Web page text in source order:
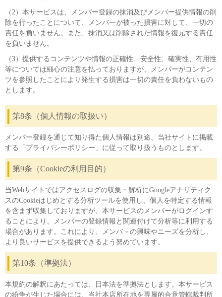
（2）本サービスは、メンバー登録の抹消及びメンバー提供情報の削
除を行ったことについて、メンバーが被った損害に対して、一切の
責任を負いません。また、抹消又は削除された情報を復元する責任
を負いません。
（3）提供するコンテンツや情報の正確性、安全性、確実性、有用性
等については細心の注意を払っておりますが、メンバーがコンテン
ツを参照したことにより発生する損害は一切の責任を負わないもの
とします。
第8条（個人情報の取扱い）
メンバー登録を通じて知り得た個人情報は別途、当社サイトに掲載
する「プライバシーポリシー」に従って取り扱うものとします。
第9条（Cookieの利用目的）
当Webサイトではアクセスログの収集・解析にGoogleアナリティク
スのCookieはじめとする分析ツールを使用し、個人を特定する情報
を含まず収集しておりますが、本サービスのメンバーがログインす
ることにより、メンバーの登録情報と関連付けて分析等に利用する
場合があります。これにより、メンバ－の興味やニーズを分析し、
より良いサービスを提供できるよう努めています。
第10条（準拠法）
本規約の解釈にあたっては、日本法を準拠法とします。本サービス
の紛争が生じた場合には、当社本店所在地を専属的合意管轄裁判所